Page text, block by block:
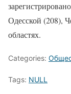
Одесской (208),
областях.
Categories:
Tags: NULL